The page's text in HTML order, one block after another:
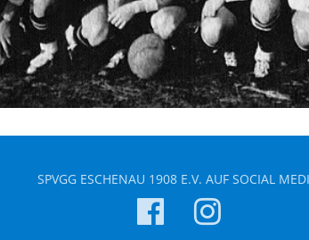
SPVGG ESCHENAU 1908 E.V. AUF SOCIAL